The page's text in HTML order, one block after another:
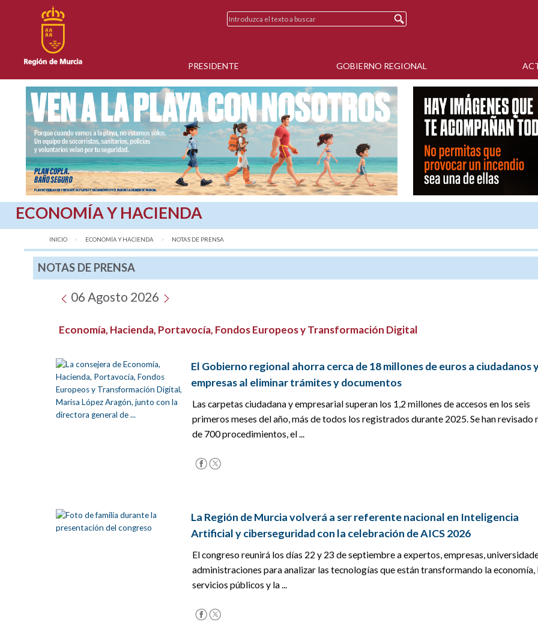
PRESIDENTE GOBIERNO REGIONAL
ECONOMÍA Y HACIENDA
INICIO ECONOMÍA Y HACIENDA AQUÍ:
NOTAS DE PRENSA
NOTAS DE PRENSA
06 Agosto 2026
Economía, Hacienda, Portavocía, Fondos Europeos y Transformación Digital
El Gobierno regional ahorra cerca de 18 millones de euros a ciudadanos
empresas al eliminar trámites y documentos
Las carpetas ciudadana y empresarial superan los 1,2 millones de accesos en los seis
primeros meses del año, más de todos los registrados durante 2025. Se han revisado
de 700 procedimientos, el ...
La Región de Murcia volverá a ser referente nacional en Inteligencia
Artificial y ciberseguridad con la celebración de AICS 2026
El congreso reunirá los días 22 y 23 de septiembre a expertos, empresas,
administraciones para analizar las tecnologías que están transformando la economía,
servicios públicos y la ...